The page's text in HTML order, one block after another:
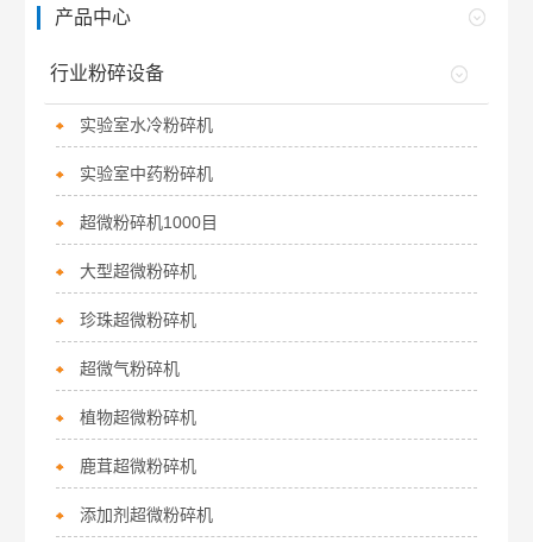
产品中心
行业粉碎设备
实验室水冷粉碎机
实验室中药粉碎机
超微粉碎机1000目
大型超微粉碎机
珍珠超微粉碎机
超微气粉碎机
植物超微粉碎机
鹿茸超微粉碎机
添加剂超微粉碎机